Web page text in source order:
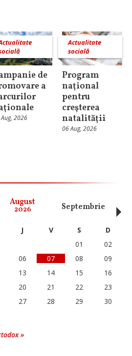
de
a
2026
Actualitate
socială
Program
naţional
pentru
creşterea
natalităţii
06 Aug, 2026
August
2026 Septembrie
J V S
D
01
02
06 07 08
09
13 14 15
16
20 21 22
23
27 28 29
30
»